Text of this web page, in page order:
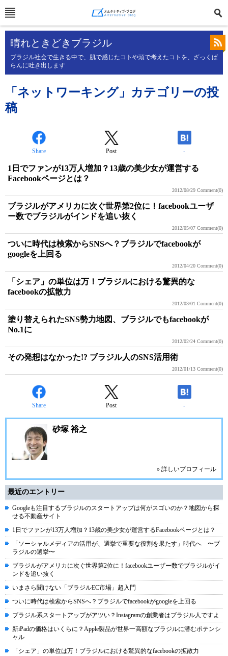
晴れときどきブラジル
ブラジル社会で生きる中で、肌で感じたコトや頭で考えたコトを、ざっくば
らんに吐き出します
「ネットワーキング」カテゴリーの投
稿
Share Post -
1日でファンが13万人増加？13歳の美少女が運営する
Facebookページとは？
2012/08/29 Comment(0)
ブラジルがアメリカに次ぐ世界第2位に！facebookユーザ
ー数でブラジルがインドを追い抜く
2012/05/07 Comment(0)
ついに時代は検索からSNSへ？ブラジルでfacebookが
googleを上回る
2012/04/20 Comment(0)
「シェア」の単位は万！ブラジルにおける驚異的な
facebookの拡散力
2012/03/01 Comment(0)
塗り替えられたSNS勢力地図、ブラジルでもfacebookが
No.1に
2012/02/24 Comment(0)
その発想はなかった!? ブラジル人のSNS活用術
2012/01/13 Comment(0)
Share Post -
砂塚 裕之
» 詳しいプロフィール
最近のエントリー
Googleも注目するブラジルのスタートアップは何がスゴいのか？地図から探
せる不動産サイト
1日でファンが13万人増加？13歳の美少女が運営するFacebookページとは？
「ソーシャルメディアの活用が、選挙で重要な役割を果たす」時代へ 〜ブ
ラジルの選挙〜
ブラジルがアメリカに次ぐ世界第2位に！facebookユーザー数でブラジルがイ
ンドを追い抜く
いまさら聞けない「ブラジルEC市場」超入門
ついに時代は検索からSNSへ？ブラジルでfacebookがgoogleを上回る
ブラジル系スタートアップがアツい？Instagramの創業者はブラジル人ですよ
新iPadの価格はいくらに？Apple製品が世界一高額なブラジルに潜むポテンシ
ャル
「シェア」の単位は万！ブラジルにおける驚異的なfacebookの拡散力